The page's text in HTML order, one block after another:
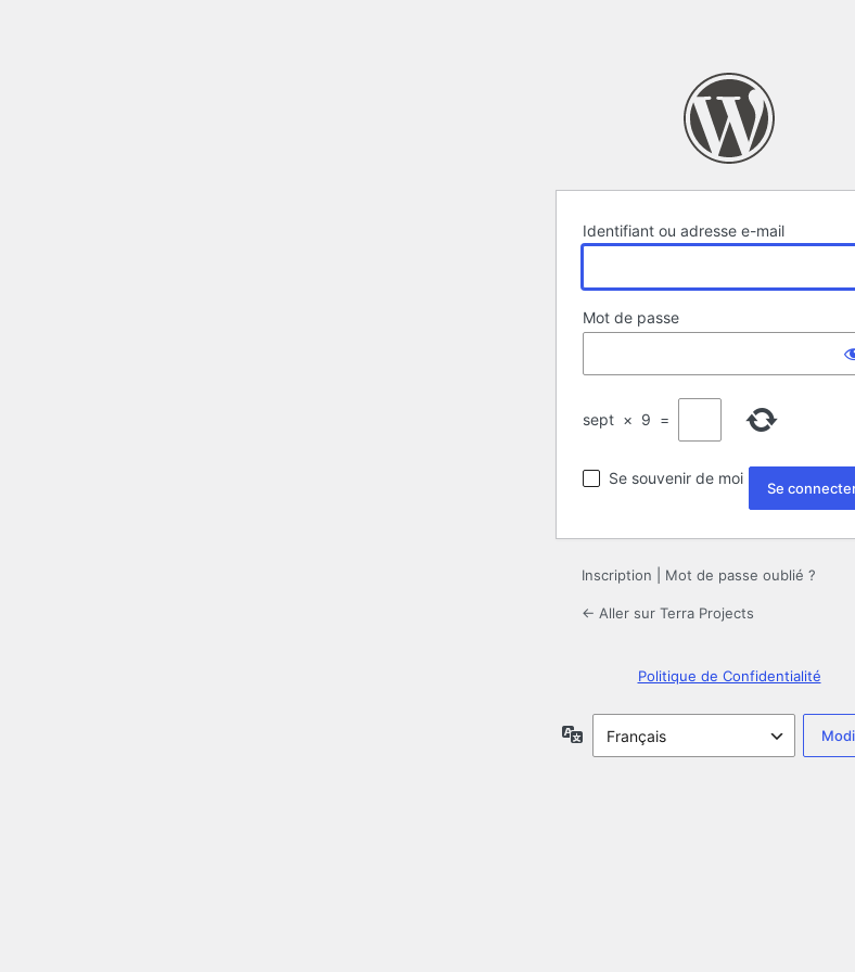
Identifiant ou adresse e-mail
Mot de passe
sept × 9 =
Se souvenir de moi
Inscription Mot de passe oublié ?
← Aller sur Terra Projects
Politique de Confidentialité
Langue